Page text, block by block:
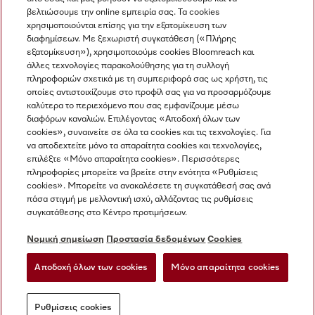
Η εταιρεία μας
Όροι και Προϋποθέσεις
Προστασία δεδομένων
Όροι Χρήσης
Δήλωση Προσβασιμότητας
Νόμος για τις ψηφιακές υπηρεσίες
Ρυθμίσεις cookies
Miele στο Instagram
Miele στο Facebook
Miele στο Youtube
βελτιώσουμε την online εμπειρία σας. Τα cookies
χρησιμοποιούνται επίσης για την εξατομίκευση των
διαφημίσεων. Με ξεχωριστή συγκατάθεση («Πλήρης
εξατομίκευση»), χρησιμοποιούμε cookies Bloomreach και
άλλες τεχνολογίες παρακολούθησης για τη συλλογή
πληροφοριών σχετικά με τη συμπεριφορά σας ως χρήστη, τις
οποίες αντιστοιχίζουμε στο προφίλ σας για να προσαρμόζουμε
καλύτερα το περιεχόμενο που σας εμφανίζουμε μέσω
διαφόρων καναλιών. Επιλέγοντας «Αποδοχή όλων των
cookies», συναινείτε σε όλα τα cookies και τις τεχνολογίες. Για
να αποδεχτείτε μόνο τα απαραίτητα cookies και τεχνολογίες,
επιλέξτε «Μόνο απαραίτητα cookies». Περισσότερες
πληροφορίες μπορείτε να βρείτε στην ενότητα «Ρυθμίσεις
cookies». Μπορείτε να ανακαλέσετε τη συγκατάθεσή σας ανά
πάσα στιγμή με μελλοντική ισχύ, αλλάζοντας τις ρυθμίσεις
συγκατάθεσης στο Κέντρο προτιμήσεων.
Νομική σημείωση Προστασία δεδομένων Cookies
Αποδοχή όλων των cookies Μόνο απαραίτητα cookies
Ρυθμίσεις cookies